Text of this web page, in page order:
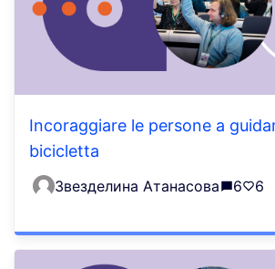
Incoraggiare le persone a
bicicletta
Звезделина Атанасова 6 6